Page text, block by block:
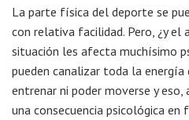
La parte física del deporte se
con relativa facilidad. Pero, ¿y el
situación les afecta muchísimo
pueden canalizar toda la
entrenar ni poder moverse y
una consecuencia psicológica en